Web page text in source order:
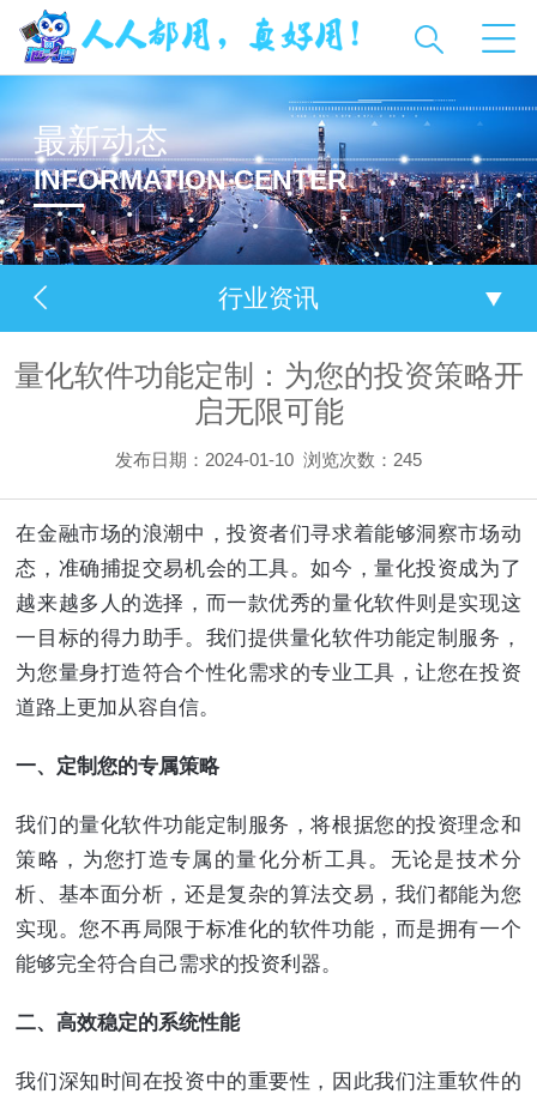
最新动态
INFORMATION CENTER
行业资讯
量化软件功能定制：为您的投资策略开
启无限可能
发布日期：2024-01-10 浏览次数： 245
在金融市场的浪潮中，投资者们寻求着能够洞察市场动
态，准确捕捉交易机会的工具。如今，量化投资成为了
越来越多人的选择，而一款优秀的量化软件则是实现这
一目标的得力助手。我们提供量化软件功能定制服务，
为您量身打造符合个性化需求的专业工具，让您在投资
道路上更加从容自信。
一、定制您的专属策略
我们的量化软件功能定制服务，将根据您的投资理念和
策略，为您打造专属的量化分析工具。无论是技术分
析、基本面分析，还是复杂的算法交易，我们都能为您
实现。您不再局限于标准化的软件功能，而是拥有一个
能够完全符合自己需求的投资利器。
二、高效稳定的系统性能
我们深知时间在投资中的重要性，因此我们注重软件的